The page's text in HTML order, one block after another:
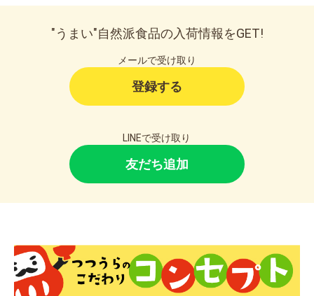
"うまい"自然派食品の入荷情報をGET!
メールで受け取り
登録する
LINEで受け取り
友だち追加